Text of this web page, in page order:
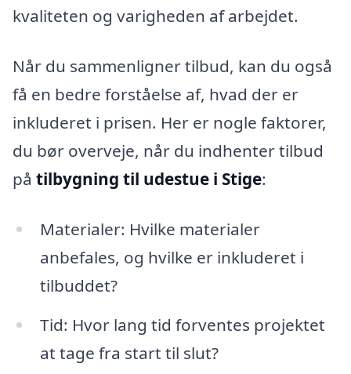
kvaliteten og varigheden af arbejdet.
Når du sammenligner tilbud, kan du også
få en bedre forståelse af, hvad der er
inkluderet i prisen. Her er nogle faktorer,
du bør overveje, når du indhenter tilbud
på tilbygning til udestue i Stige:
Materialer: Hvilke materialer
anbefales, og hvilke er inkluderet i
tilbuddet?
Tid: Hvor lang tid forventes projektet
at tage fra start til slut?